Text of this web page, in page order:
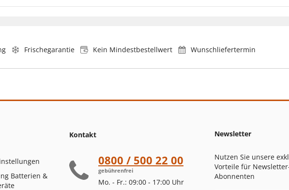
Frischegarantie Kein Mindestbestellwert Wunschliefertermin
Batterien &
Kontakt
0800 / 500 22 00
gebührenfrei
Mo. - Fr.: 09:00 - 17:00 Uhr
Newsletter
Nutzen Sie unsere
Vorteile für
Abonnenten